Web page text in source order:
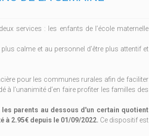
services : les enfants de l’école maternelle
calme et au personnel d’être plus attentif et
pour les communes rurales afin de faciliter
à l’unanimité d’en faire profiter les familles des
les parents au dessous d'un certain quotient
à 2.95€ depuis le 01/09/2022. Ce dispositif est